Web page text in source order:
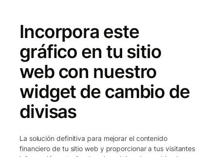
Incorpora este
gráfico en tu sitio
web con nuestro
widget de cambio de
divisas
La solución definitiva para mejorar el contenido
financiero de tu sitio web y proporcionar a tus visitantes